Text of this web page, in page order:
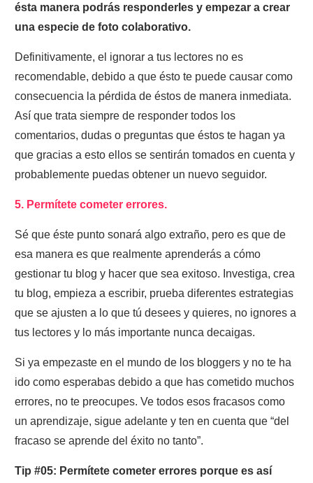
ésta manera podrás responderles y empezar a crear
una especie de foto colaborativo.
Definitivamente, el ignorar a tus lectores no es
recomendable, debido a que ésto te puede causar como
consecuencia la pérdida de éstos de manera inmediata.
Así que trata siempre de responder todos los
comentarios, dudas o preguntas que éstos te hagan ya
que gracias a esto ellos se sentirán tomados en cuenta y
probablemente puedas obtener un nuevo seguidor.
5. Permítete cometer errores.
Sé que éste punto sonará algo extraño, pero es que de
esa manera es que realmente aprenderás a cómo
gestionar tu blog y hacer que sea exitoso. Investiga, crea
tu blog, empieza a escribir, prueba diferentes estrategias
que se ajusten a lo que tú desees y quieres, no ignores a
tus lectores y lo más importante nunca decaigas.
Si ya empezaste en el mundo de los bloggers y no te ha
ido como esperabas debido a que has cometido muchos
errores, no te preocupes. Ve todos esos fracasos como
un aprendizaje, sigue adelante y ten en cuenta que “del
fracaso se aprende del éxito no tanto”.
Tip #05: Permítete cometer errores porque es así